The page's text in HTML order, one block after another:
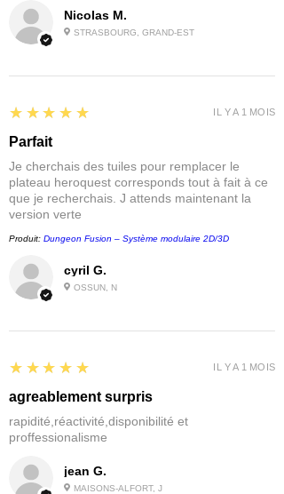
apprendre et à gagner de ces
monuments magnifiques et durables à
un peuple perdu.
Treasure, Master Treasure et Objective
de The Elder Scrolls : Call to Arms
Core Rule box.
Contient :
2x coffre au trésor maître
2x bouton pilier
2x pilier de puzzle
8x coffres au trésor dwemers
Veuillez noter:
assemblé
Nicolas M.
STRASBOURG, GRAND-EST
cyril G.
OSSUN, N
5
★★★★★
Parfait
Je cherchais des tuiles pour remplacer le
plateau heroquest corresponds tout à fait à ce
que je recherchais. J attends maintenant la
version verte
Produit: Dungeon Fusion – Système modulaire 2D/3D
IL Y A 1 MOIS
jean G.
MAISONS-ALFORT, J
5
★★★★★
agreablement surpris
rapidité,réactivité,disponibilité et
proffessionalisme
IL Y A 1 MOIS